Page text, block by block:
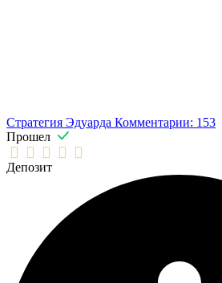
Стратегия Эдуарда Комментарии: 153
Прошел
Депозит